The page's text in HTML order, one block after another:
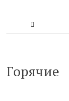
Горячие